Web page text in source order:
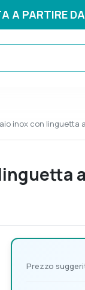
A PARTIRE
inox con linguetta
Prezzo